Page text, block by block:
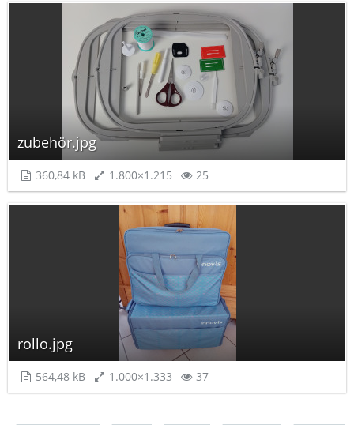
zubehör.jpg
360,84 kB 1.800×1.215 25
rollo.jpg
564,48 kB 1.000×1.333 37